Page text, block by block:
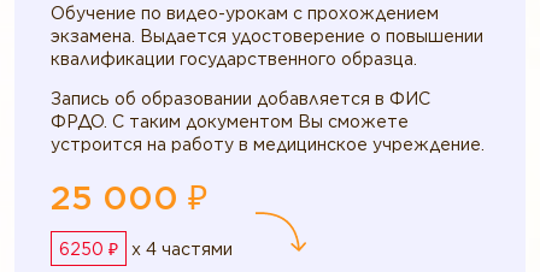
Обучение по видео-урокам с прохождением
экзамена. Выдается удостоверение о повышении
квалификации государственного образца.
Запись об образовании добавляется в ФИС
ФРДО. С таким документом Вы сможете
устроится на работу в медицинское учреждение.
25 000 ₽
6250 ₽ x 4 частями